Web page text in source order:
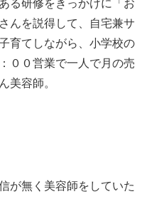
る研修をきっかけに「お
んを説得して、自宅兼サ
育てしながら、小学校の
００営業で一人で月の売
美容師。
が無く美容師をしていた